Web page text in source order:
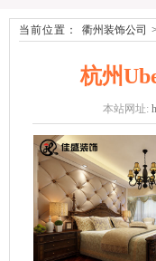
当前位置： 衢州装饰公司 >
杭州
本站网址: